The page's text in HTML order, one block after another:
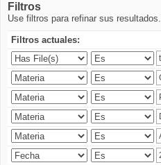
Filtros
Use filtros para refinar sus resultados.
Filtros actuales: